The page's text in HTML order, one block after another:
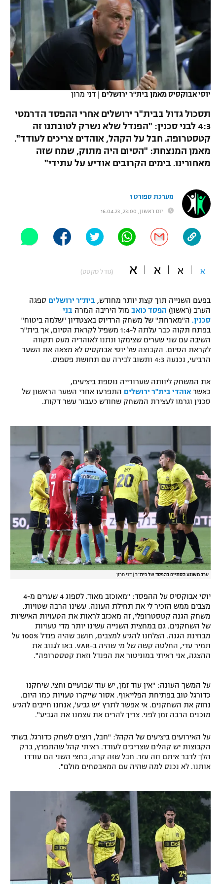
VOD
רץ ברשת
תוצאות
לוח שידורים
ברחבה
"מעל הליגה" – פודקאסט
"מחצית בשכונה" – פודקאסט
משתתפים וזוכים בפרסים
תקנון משתתפים וזוכים בפרסים
תקנון עבור פעילות אלקטרה
תקנון עבור פעילות ספורט 1 – "מרלן"
טניס
גיימינג E-Sports
מדיניות פרטיות
רשיון להקרנה פומבית לבית עסק
הצטרפות לחבילת הערוצים
לוח דרושים – ג'ובנט
תגיות
המגזין
נבחרת ישראל
מכבי חיפה
בית"ר ירושלים
מכבי תל אביב
הפועל חיפה
הפועל באר שבע
בני יהודה
ליגה ספרדית
ליגה איטלקית
ליגה צרפתית
ליגה הולנדית
ליגה טורקית
ליגה סינית
ליגה ברזילאית
ליגות נוספות
כדורסל נשים
מכבי תל אביב
הפועל חולון
הפועל ירושלים
יורוקאפ
טניס
כדוריד
כדורעף
שחייה
ג'ודו
אגרוף
UFC
היאבקות WWE
אופניים
ספורט מוטורי
פוטבול אמריקאי NFL
בייסבול MLB
ספורט אתגרי ואקסטרים
אומנויות לחימה
גיימינג E-Sports
יוסי אבוקסיס מאמן בית"ר ירושלים | דני מרון
תסכול גדול בבית"ר ירושלים אחרי ההפסד הדרמטי
4:3 לבני סכנין: "הפנדל שלא נשרק לטובתנו זה
קטסטרופה. חבל על הקהל, אוהדים צריכים לעודד".
מאמן המנצחת: "הסיום היה מתוק, שמח שזה
מאחורינו. בימים הקרובים אודיע על עתידי"
מערכת ספורט 1
יום ראשון, 23:00, 16.04.23
א א א א (גודל טקסט)
בפעם השנייה תוך קצת יותר מחודש, בית"ר ירושלים ספגה
הערב (ראשון) הפסד כואב מול היריבה המרה בני
סכנין. ה"מארחת" של משחק הרדיוס באצטדיון "שלמה ביטוח"
בפתח תקוה כבר עלתה ל-1:4 משפיל לקראת הסיום, אך בית"ר
השיבה עם שני שערים שצימקו ונתנו לאוהדיה מעט תקווה
לקראת הסיום. הקבוצה של יוסי אבוקסיס לא מצאה את השער
הרביעי, נכנעה 4:3 ותשוב לבירה עם תחושת פספוס.
את המשחק ליוותה שערורייה נוספת ביציעים,
כאשר אוהדי בית"ר ירושלים התפרעו אחרי השער הראשון של
סכנין וגרמו לעצירת המשחק שחודש כעבור עשר דקות.
ערב משוגע הסתיים בהפסד של בית"ר דני מרון
יוסי אבוקסיס על ההפסד: "מאוכזב מאוד. לספוג 4 שערים מ-4
מצבים ממש הזכיר לי את תחילת העונה. עשינו הרבה שטויות.
משחק הגנה קטסטרופלי, זה מאכזב לראות את הטעויות האישיות
של השחקנים. גם במחצית השנייה עשינו יותר מדי טעויות
מבחינת הגנה. הצלחנו להגיע למצבים, חושב שהיה פנדל 100% על
תמיר עדי, החלטה קשה של מי שהיה ב-VAR. באו לגנוב את
ההצגה, אני ראיתי במוניטור את הפנדל וזאת קטסטרופה".
על המשך העונה: "אין עוד זמן, יש עוד שבועיים וחצי. שיחקנו
כדורגל טוב בפתיחת הפלייאוף. אסור שייקרו טעויות כמו היום.
נחזק את השחקנים. אי אפשר לתרץ 'יש גביע', אנחנו חייבים להגיע
מוכנים הרבה זמן לפני. צריך להרים את עצמנו את הגביע".
על האירועים ביציעים של הקהל: "חבל, רוצים לשחק כדורגל. בשתי
הקבוצות יש קהלים שצריכים לעודד. ראיתי קהל שהתפרץ, ברק
הלך לדבר איתם וזה עזר. חבל שזה קרה, בחצי השני הם עודדו
אותנו. לא נכנס למה שהיה עם המאבטחים מולם".